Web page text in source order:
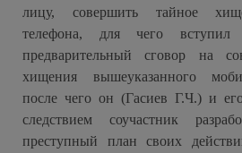
лицу, совершить тайное
телефона, для чего
предварительный сговор на
хищения вышеуказанного
после чего он (Гасиев Г.Ч.) и
следствием соучастник
преступный план своих